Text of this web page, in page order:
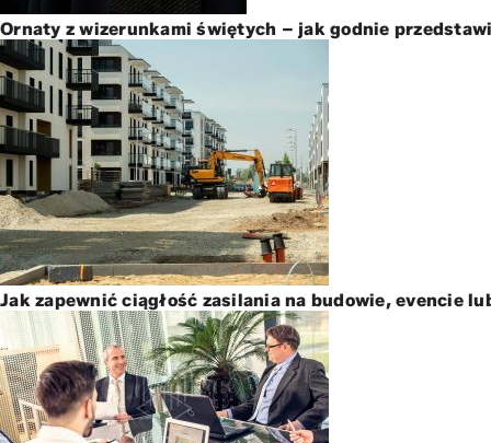
Ornaty z wizerunkami świętych – jak godnie
Jak zapewnić ciągłość zasilania na budowie, evencie